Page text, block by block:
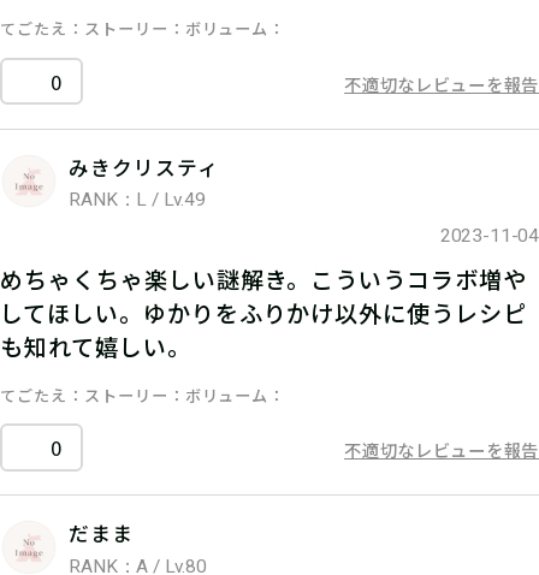
てごたえ ストーリー ボリューム
0 不適切なレビューを報告
みきクリスティ
RANK：L / Lv.49
2023-11-04
めちゃくちゃ楽しい謎解き。こういうコラボ増や
してほしい。ゆかりをふりかけ以外に使うレシピ
も知れて嬉しい。
てごたえ ストーリー ボリューム
0 不適切なレビューを報告
だまま
RANK：A / Lv.80